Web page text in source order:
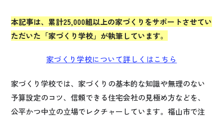
本記事は、累計25,000組以上の家づくりをサポートさせてい
ただいた「家づくり学校」が執筆しています。
家づくり学校について詳しくはこちら
家づくり学校では、家づくりの基本的な知識や無理のない
予算設定のコツ、信頼できる住宅会社の見極め方などを、
公平かつ中立の立場でレクチャーしています。福山市で注